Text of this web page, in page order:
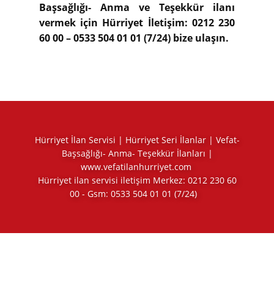
Başsağlığı- Anma ve Teşekkür ilanı
vermek için Hürriyet İletişim: 0212 230
60 00 – 0533 504 01 01 (7/24) bize ulaşın.
Hürriyet İlan Servisi | Hürriyet Seri İlanlar | Vefat-
Başsağlığı- Anma- Teşekkür İlanları |
www.vefatilanhurriyet.com
Hürriyet ilan servisi iletişim Merkez: 0212 230 60
00 - Gsm: 0533 504 01 01 (7/24)